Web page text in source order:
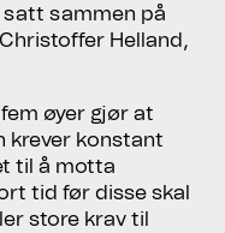
sammen på
Helland,
øyer gjør at
krever konstant
til å motta
tid før disse skal
store krav til